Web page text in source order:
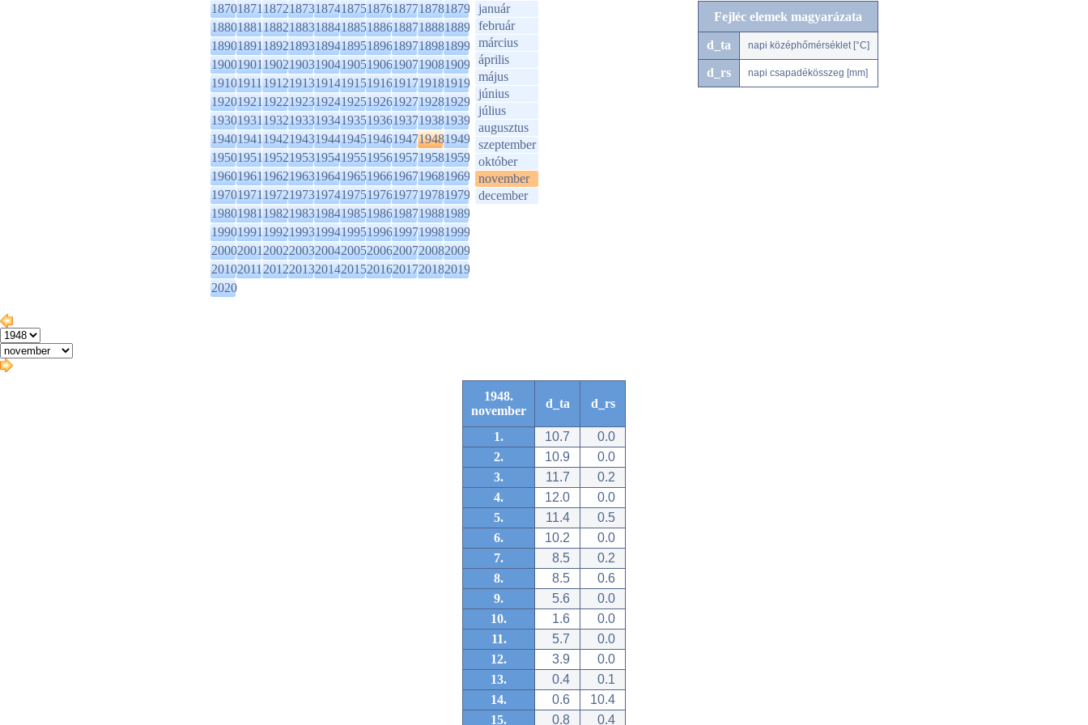
1870187118721873187418751876187718781879
1880188118821883188418851886188718881889
1890189118921893189418951896189718981899
1900190119021903190419051906190719081909
1910191119121913191419151916191719181919
1920192119221923192419251926192719281929
1930193119321933193419351936193719381939
1940194119421943194419451946194719481949
1950195119521953195419551956195719581959
1960196119621963196419651966196719681969
1970197119721973197419751976197719781979
1980198119821983198419851986198719881989
1990199119921993199419951996199719981999
2000200120022003200420052006200720082009
2010201120122013201420152016201720182019
2020
január
február
március
április
május
június
július
augusztus
szeptember
október
november
december
Fejléc elemek magyarázata
d_ta napi középhőmérséklet [°C]
d_rs napi csapadékösszeg [mm]
1948.
november
d_ta d_rs
1. 10.7
0.0
2.
10.9
0.0
3.
11.7
0.2
4.
12.0
0.0
5.
11.4
0.5
6.
10.2
0.0
7.
8.5
0.2
8.
8.5
0.6
9.
5.6
0.0
10.
1.6
0.0
11.
5.7
0.0
12.
3.9
0.0
13.
0.4
0.1
14.
0.6
10.4
15.
0.8 0.4